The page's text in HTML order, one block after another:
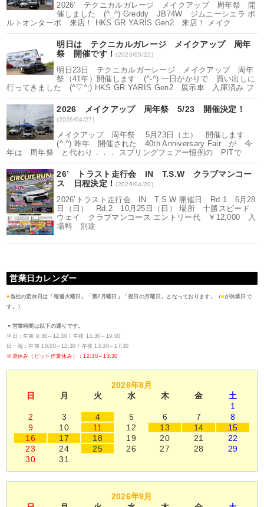
2026’ テクニカルガレージ メイクアップ 周年祭 開
催しました (^_^) Greddy JB74W ジムニーシエラ ボ
ルトオンターボ 来店！ HKS GR YARIS Gen2 来店！ メイク
明日は テクニカルガレージ メイクアップ 周年
祭 開催です！(2026/05/22)
明日23日 テクニカルガーレージ メイクアップ 周年
祭（41年）開催します (^-^) 一日がかりで 買い出しに
行ってきました (^▽^;) HKS GR YARIS Gen2 展示車 入庫済み フ
2026 メイクアップ 周年祭 5/23 開催決定！
(2026/04/27)
メイクアップ 周年祭 5月23日（土） 開催します
(^.^) 昨年 開催された 40th Anniversary Fair が 今
年は 周年祭 と代わり．．． スプリングフェアー恒例の PITで
26’ トラスト走行会 IN T.S.W クラブマンコー
ス 日程決定！(2026/04/20)
2026’トラスト走行会 IN T.S.W 開催日 Rd.1 6月28
日（日） Rd.2 10月25日（日） 場所 十勝スピード
ウェイ クラブマンコース エントリー代 ￥12,000 入
場料 別途
営業日カレンダー
● 当社の定休日は「毎週火曜日」「第2月曜日」「祝日の月曜日」となっております。（■が休業日で
す。）
▼営業時間は以下の通りです。
平日：午前 9:30～12:30 / 午後 13:30～19:00
日・祝：午前 10:00～12:30 / 午後 13:30～17:30
※昼休み（ピット作業休み）：12:30～13:30
2026年8月
日
月 火 水 木 金
土
1
2
3 4 5 6 7
8
9
10 11 12 13 14
15
16
17 18 19 20 21
22
23
24 25 26 27 28
29
30
31
2026年9月